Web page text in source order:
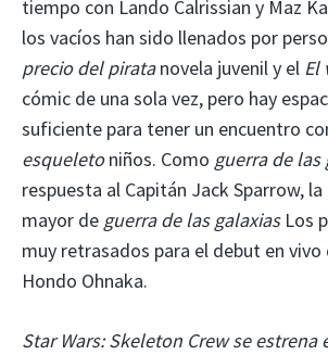
tiempo con Lando Calrissian y Maz
los vacíos han sido llenados por
precio del piratanovela juvenil y el El
cómic de una sola vez, pero hay
suficiente para tener un encuentro
esqueletoniños. Como guerra de las
respuesta al Capitán Jack Sparrow,
mayor de guerra de las galaxiasLos
muy retrasados ​​​​para el debut en
Hondo Ohnaka.
Star Wars: Skeleton Crew se estrena